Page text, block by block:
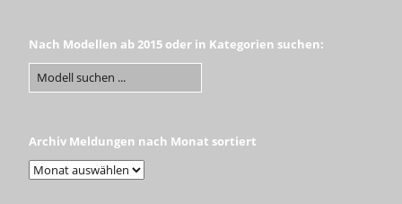
Nach Modellen ab 2015 oder in Kategorien suchen:
Archiv Meldungen nach Monat sortiert